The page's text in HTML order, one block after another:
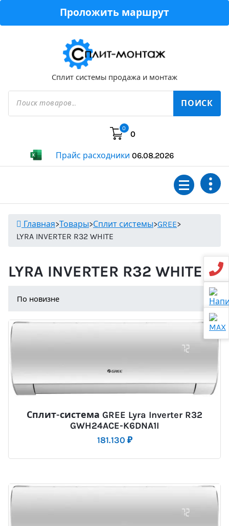
Проложить маршрут
Сплит системы продажа и монтаж
Поиск
товаров
ПОИСК
0
0
Прайс расходники 06.08.2026
Главная>Товары>Сплит системы>GREE>
LYRA INVERTER R32 WHITE
LYRA INVERTER R32 WHITE
Сплит-система GREE Lyra Inverter R32
GWH24ACE-K6DNA1I
181.130 ₽